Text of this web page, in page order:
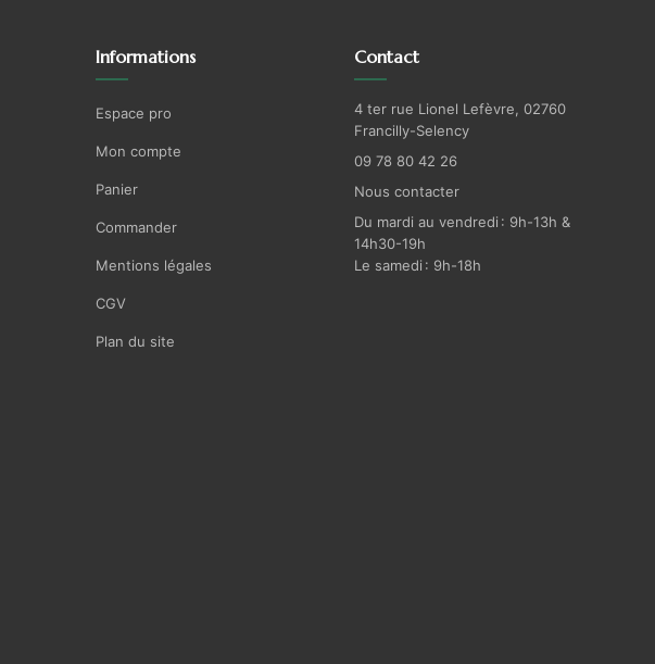
Informations
Espace pro
Mon compte
Panier
Commander
Mentions légales
CGV
Plan du site
Contact
4 ter rue Lionel Lefèvre, 02760
Francilly-Selency
09 78 80 42 26
Nous contacter
Du mardi au vendredi : 9h-13h &
14h30-19h
Le samedi : 9h-18h